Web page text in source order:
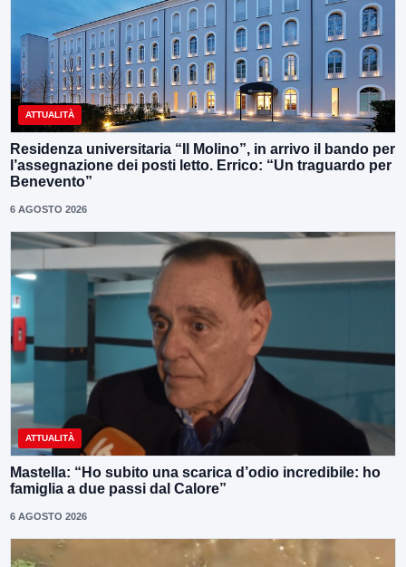
ATTUALITÀ
Residenza universitaria “Il Molino”, in arrivo il bando per
l’assegnazione dei posti letto. Errico: “Un traguardo per
Benevento”
6 AGOSTO 2026
ATTUALITÀ
Mastella: “Ho subito una scarica d’odio incredibile: ho
famiglia a due passi dal Calore”
6 AGOSTO 2026